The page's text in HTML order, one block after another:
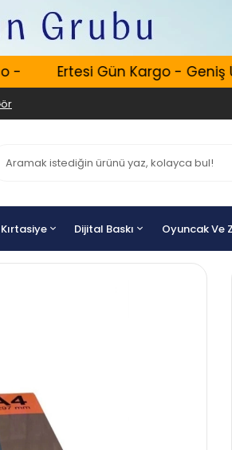
Ertesi Gün Kargo - Geniş
Kırtasiye Dijital Baskı Oyuncak Ve